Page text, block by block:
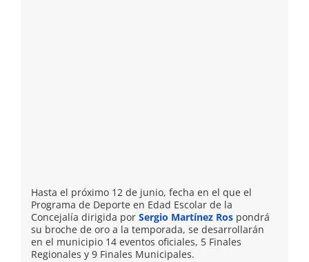
Hasta el próximo 12 de junio, fecha en el que el
Programa de Deporte en Edad Escolar de la
Concejalía dirigida por Sergio Martínez Ros pondrá
su broche de oro a la temporada, se desarrollarán
en el municipio 14 eventos oficiales, 5 Finales
Regionales y 9 Finales Municipales.